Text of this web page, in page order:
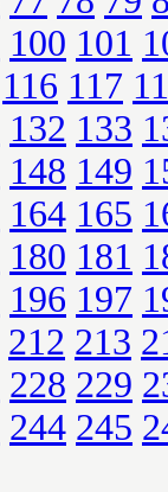
100 101
116 117
132 133
148 149
164 165
180 181
196 197
212 213
228 229
244 245